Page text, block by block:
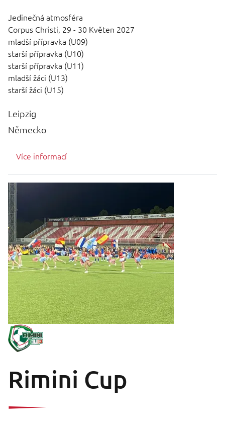
Jedinečná atmosféra
Corpus Christi, 29 - 30 Květen 2027
mladší přípravka (U09)
starší přípravka (U10)
starší přípravka (U11)
mladší žáci (U13)
starší žáci (U15)
Leipzig
Německo
Více informací
Rimini Cup